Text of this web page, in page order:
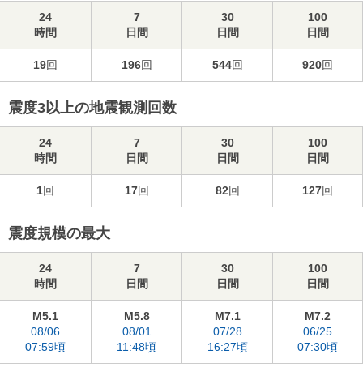
24
時間
7
日間
30
日間
100
日間
19回 196回 544回 920回
震度3以上の地震観測回数
24
時間
7
日間
30
日間
100
日間
1回 17回 82回 127回
震度規模の最大
24
時間
7
日間
30
日間
100
日間
M5.1
08/06
07:59頃
M5.8
08/01
11:48頃
M7.1
07/28
16:27頃
M7.2
06/25
07:30頃